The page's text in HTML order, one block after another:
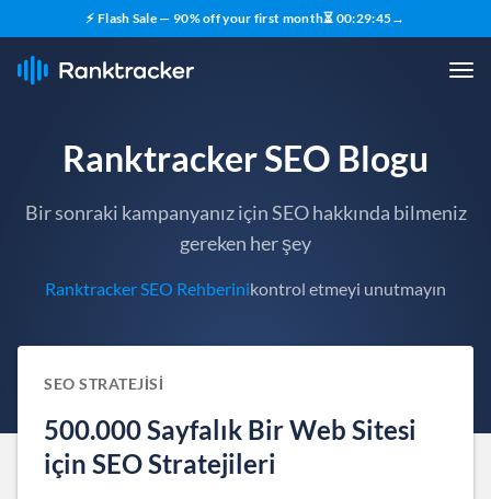
⚡ Flash Sale — 90% off your first month⏳ 00:29:44→
Ranktracker SEO Blogu
Bir sonraki kampanyanız için SEO hakkında bilmeniz
gereken her şey
Ranktracker SEO Rehberinikontrol etmeyi unutmayın
SEO STRATEJISI
500.000 Sayfalık Bir Web Sitesi
için SEO Stratejileri